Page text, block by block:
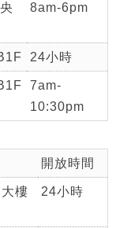
8am-6pm
24小時
7am-
10:30pm
開放時間
樓
24小時